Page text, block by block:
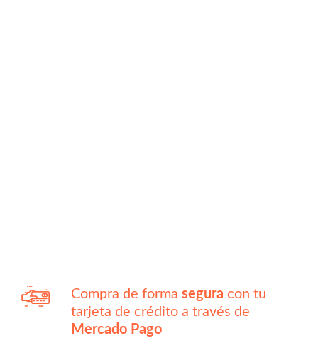
Compra de forma segura con tu
tarjeta de crédito a través de
Mercado Pago